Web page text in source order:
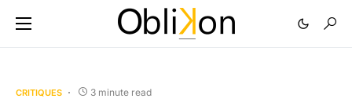
CRITIQUES 3 minute read